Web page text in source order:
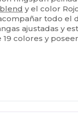
y el color
todo
ajustadas y
colores y